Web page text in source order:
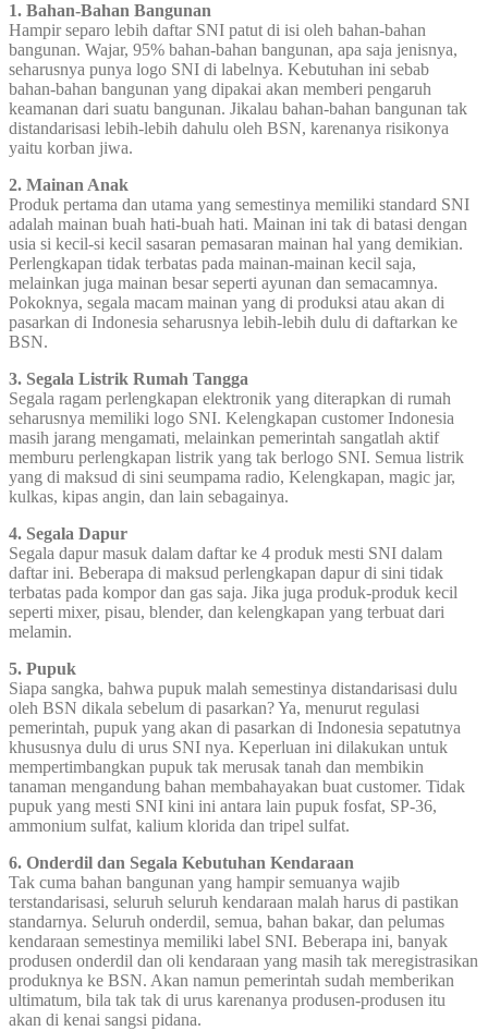
1. Bahan-Bahan Bangunan
Hampir separo lebih daftar SNI patut di isi oleh bahan-bahan
bangunan. Wajar, 95% bahan-bahan bangunan, apa saja jenisnya,
seharusnya punya logo SNI di labelnya. Kebutuhan ini sebab
bahan-bahan bangunan yang dipakai akan memberi pengaruh
keamanan dari suatu bangunan. Jikalau bahan-bahan bangunan tak
distandarisasi lebih-lebih dahulu oleh BSN, karenanya risikonya
yaitu korban jiwa.
2. Mainan Anak
Produk pertama dan utama yang semestinya memiliki standard SNI
adalah mainan buah hati-buah hati. Mainan ini tak di batasi dengan
usia si kecil-si kecil sasaran pemasaran mainan hal yang demikian.
Perlengkapan tidak terbatas pada mainan-mainan kecil saja,
melainkan juga mainan besar seperti ayunan dan semacamnya.
Pokoknya, segala macam mainan yang di produksi atau akan di
pasarkan di Indonesia seharusnya lebih-lebih dulu di daftarkan ke
BSN.
3. Segala Listrik Rumah Tangga
Segala ragam perlengkapan elektronik yang diterapkan di rumah
seharusnya memiliki logo SNI. Kelengkapan customer Indonesia
masih jarang mengamati, melainkan pemerintah sangatlah aktif
memburu perlengkapan listrik yang tak berlogo SNI. Semua listrik
yang di maksud di sini seumpama radio, Kelengkapan, magic jar,
kulkas, kipas angin, dan lain sebagainya.
4. Segala Dapur
Segala dapur masuk dalam daftar ke 4 produk mesti SNI dalam
daftar ini. Beberapa di maksud perlengkapan dapur di sini tidak
terbatas pada kompor dan gas saja. Jika juga produk-produk kecil
seperti mixer, pisau, blender, dan kelengkapan yang terbuat dari
melamin.
5. Pupuk
Siapa sangka, bahwa pupuk malah semestinya distandarisasi dulu
oleh BSN dikala sebelum di pasarkan? Ya, menurut regulasi
pemerintah, pupuk yang akan di pasarkan di Indonesia sepatutnya
khususnya dulu di urus SNI nya. Keperluan ini dilakukan untuk
mempertimbangkan pupuk tak merusak tanah dan membikin
tanaman mengandung bahan membahayakan buat customer. Tidak
pupuk yang mesti SNI kini ini antara lain pupuk fosfat, SP-36,
ammonium sulfat, kalium klorida dan tripel sulfat.
6. Onderdil dan Segala Kebutuhan Kendaraan
Tak cuma bahan bangunan yang hampir semuanya wajib
terstandarisasi, seluruh seluruh kendaraan malah harus di pastikan
standarnya. Seluruh onderdil, semua, bahan bakar, dan pelumas
kendaraan semestinya memiliki label SNI. Beberapa ini, banyak
produsen onderdil dan oli kendaraan yang masih tak meregistrasikan
produknya ke BSN. Akan namun pemerintah sudah memberikan
ultimatum, bila tak tak di urus karenanya produsen-produsen itu
akan di kenai sangsi pidana.